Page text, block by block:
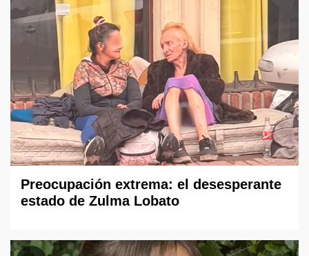
Preocupación extrema: el desesperante
estado de Zulma Lobato